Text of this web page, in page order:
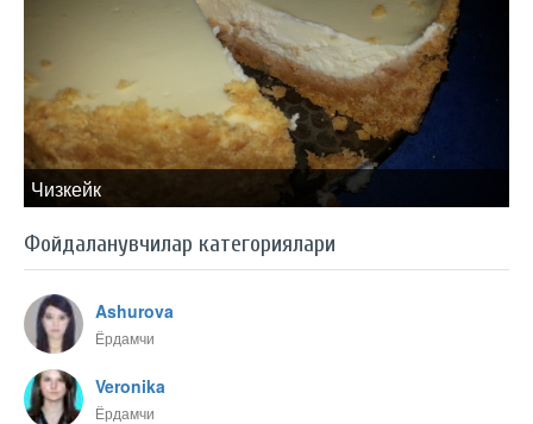
Чизкейк
Фойдаланувчилар категориялари
Ashurova
Ёрдамчи
Veronika
Ёрдамчи